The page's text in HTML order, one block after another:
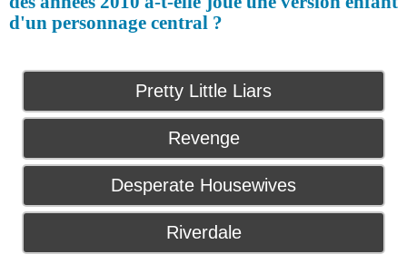
d'un personnage central ?
Pretty Little Liars
Revenge
Desperate Housewives
Riverdale